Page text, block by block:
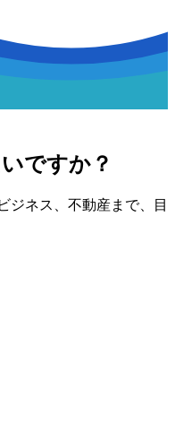
ですか？
ジネス、不動産まで、目